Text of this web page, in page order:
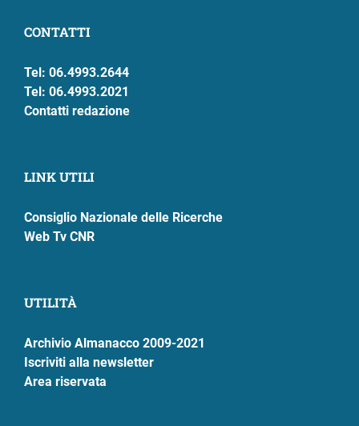
CONTATTI
Tel: 06.4993.2644
Tel: 06.4993.2021
Contatti redazione
LINK UTILI
Consiglio Nazionale delle Ricerche
Web Tv CNR
UTILITÀ
Archivio Almanacco 2009-2021
Iscriviti alla newsletter
Area riservata